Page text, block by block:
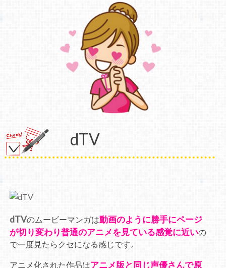
dTV
dTVのムービーマンガは動画のように勝手にページ
が切り変わり普通のアニメを見ている感覚に近いの
で一度見たらクセになる感じです。
アニメ化された作品はアニメ版と同じ声優さんで原